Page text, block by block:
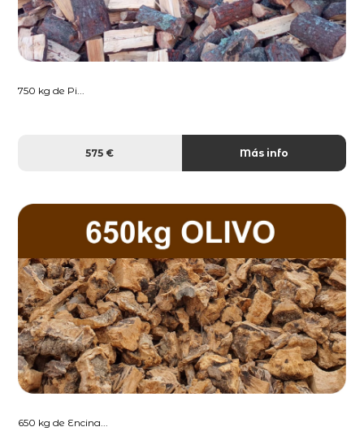
750 kg de Pi...
575 € Más info
650 kg de Encina...